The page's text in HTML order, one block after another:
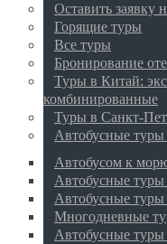
Оставить заявку
Горящие туры
Все туры
Бронирование
Туры в Китай:
комбинированные
Туры в Санкт-
Автобусные туры
Автобусом к
Автобусные
Автобусные туры
Многодневные
Автобусные туры